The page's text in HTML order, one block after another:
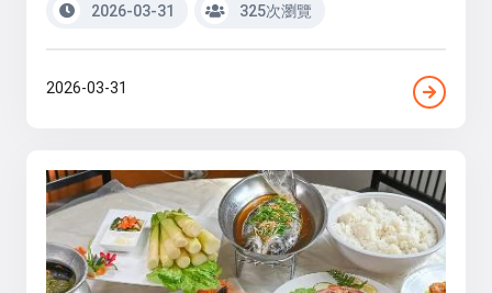
2026-03-31 325次瀏覽
2026-03-31